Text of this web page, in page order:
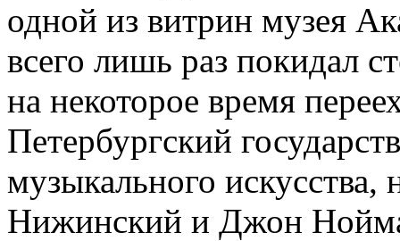
одной из витрин музея
всего лишь раз покидал
на некоторое время
Петербургский
музыкального искусства,
Нижинский и Джон